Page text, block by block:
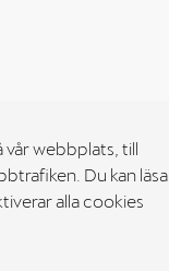
vår webbplats, till
Du kan läsa
alla cookies